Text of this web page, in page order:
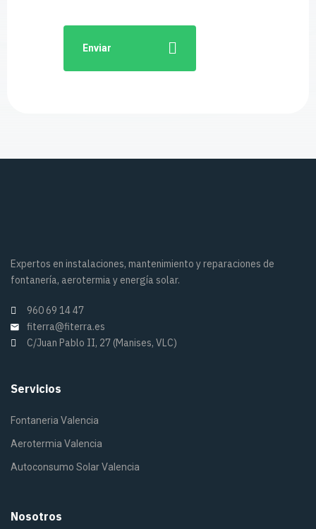
Enviar
Expertos en instalaciones, mantenimiento y reparaciones de
fontanería, aerotermia y energía solar.
960 69 14 47
fiterra@fiterra.es
C/Juan Pablo II, 27 (Manises, VLC)
Servicios
Fontaneria Valencia
Aerotermia Valencia
Autoconsumo Solar Valencia
Nosotros